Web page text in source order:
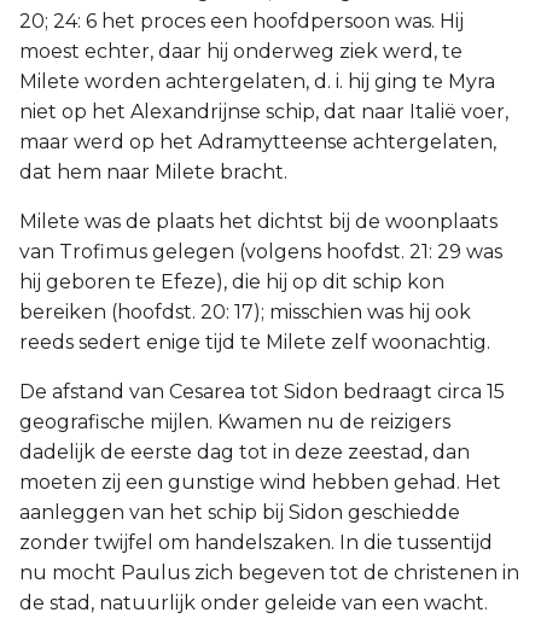
20; 24: 6 het proces een hoofdpersoon was. Hij
moest echter, daar hij onderweg ziek werd, te
Milete worden achtergelaten, d. i. hij ging te Myra
niet op het Alexandrijnse schip, dat naar Italië voer,
maar werd op het Adramytteense achtergelaten,
dat hem naar Milete bracht.
Milete was de plaats het dichtst bij de woonplaats
van Trofimus gelegen (volgens hoofdst. 21: 29 was
hij geboren te Efeze), die hij op dit schip kon
bereiken (hoofdst. 20: 17); misschien was hij ook
reeds sedert enige tijd te Milete zelf woonachtig.
De afstand van Cesarea tot Sidon bedraagt circa 15
geografische mijlen. Kwamen nu de reizigers
dadelijk de eerste dag tot in deze zeestad, dan
moeten zij een gunstige wind hebben gehad. Het
aanleggen van het schip bij Sidon geschiedde
zonder twijfel om handelszaken. In die tussentijd
nu mocht Paulus zich begeven tot de christenen in
de stad, natuurlijk onder geleide van een wacht.